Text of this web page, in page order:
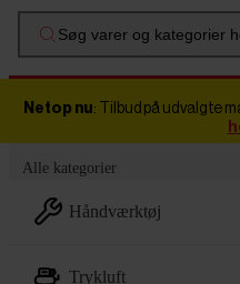
Søg varer og kategorier
Netop nu: Tilbud på udvalgte
Alle kategorier
håndværktøj
trykluft